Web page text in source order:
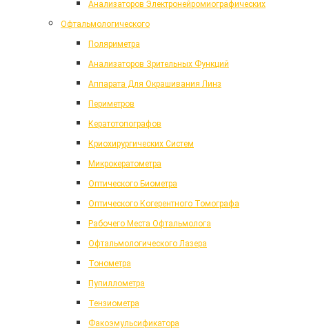
Анализаторов Электронейромиографических
Офтальмологического
Поляриметра
Анализаторов Зрительных Функций
Аппарата Для Окрашивания Линз
Периметров
Кератотопографов
Криохирургических Систем
Микрокератометра
Оптического Биометра
Оптического Когерентного Томографа
Рабочего Места Офтальмолога
Офтальмологического Лазера
Тонометра
Пупиллометра
Тензиометра
Факоэмульсификатора